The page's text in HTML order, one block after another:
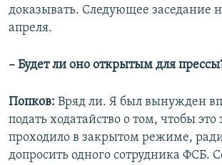
доказывать. Следующее заседание
апреля.
– Будет ли оно открытым для
Попков: Вряд ли. Я был вынужден
подать ходатайство о том, чтобы это
проходило в закрытом режиме,
допросить одного сотрудника ФСБ.